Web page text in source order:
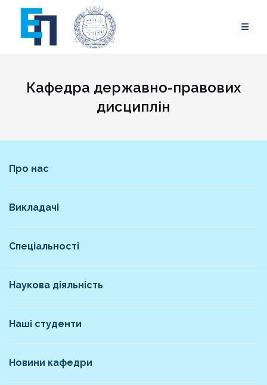
content
Кафедра державно-правових
дисциплін
Про нас
Викладачі
Спеціальності
Наукова діяльність
Наші студенти
Новини кафедри